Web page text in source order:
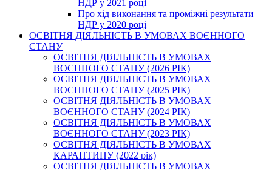
НДР у 2021 році
Про хід виконання та проміжні результати
НДР у 2020 році
ОСВІТНЯ ДІЯЛЬНІСТЬ В УМОВАХ ВОЄННОГО
СТАНУ
ОСВІТНЯ ДІЯЛЬНІСТЬ В УМОВАХ
ВОЄННОГО СТАНУ (2026 РІК)
ОСВІТНЯ ДІЯЛЬНІСТЬ В УМОВАХ
ВОЄННОГО СТАНУ (2025 РІК)
ОСВІТНЯ ДІЯЛЬНІСТЬ В УМОВАХ
ВОЄННОГО СТАНУ (2024 РІК)
ОСВІТНЯ ДІЯЛЬНІСТЬ В УМОВАХ
ВОЄННОГО СТАНУ (2023 РІК)
ОСВІТНЯ ДІЯЛЬНІСТЬ В УМОВАХ
КАРАНТИНУ (2022 рік)
ОСВІТНЯ ДІЯЛЬНІСТЬ В УМОВАХ